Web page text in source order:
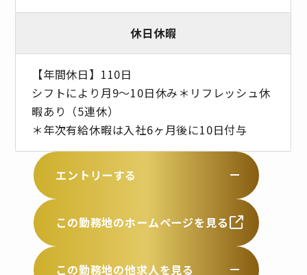
休日休暇
【年間休日】110日
シフトにより月9～10日休み＊リフレッシュ休
暇あり（5連休）
＊年次有給休暇は入社6ヶ月後に10日付与
エントリーする
この勤務地のホームページを見る
この勤務地の他求人を見る